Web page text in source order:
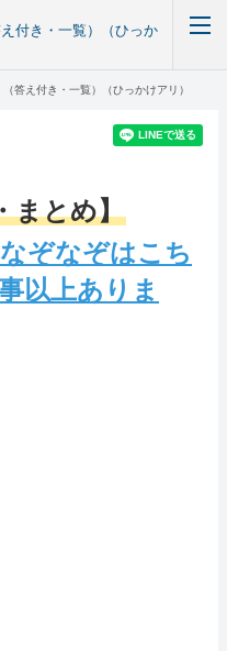
付き・一覧）（ひっか
答え付き・一覧）（ひっかけアリ）
まとめ】
ぞなぞはこち
以上ありま